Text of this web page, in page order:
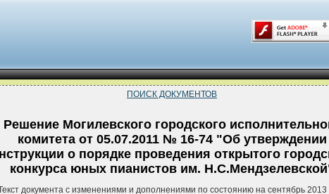
ПОИСК ДОКУМЕНТОВ
Решение Могилевского городского
комитета от 05.07.2011 № 16-74 "Об утверждении
о порядке проведения открытого
конкурса юных пианистов им.
документа с изменениями и дополнениями по состоянию на сентябрь 2013